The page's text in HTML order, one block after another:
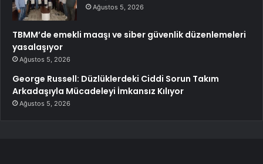
Ağustos 5, 2026
TBMM’de emekli maaşı ve siber güvenlik düzenlemeleri
yasalaşıyor
Ağustos 5, 2026
George Russell: Düzlüklerdeki Ciddi Sorun Takım
Arkadaşıyla Mücadeleyi İmkansız Kılıyor
Ağustos 5, 2026